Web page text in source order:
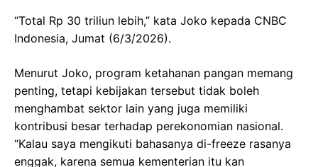
“Total Rp 30 triliun lebih,” kata Joko kepada CNBC
Indonesia, Jumat (6/3/2026).
Menurut Joko, program ketahanan pangan memang
penting, tetapi kebijakan tersebut tidak boleh
menghambat sektor lain yang juga memiliki
kontribusi besar terhadap perekonomian nasional.
“Kalau saya mengikuti bahasanya di-freeze rasanya
enggak, karena semua kementerian itu kan